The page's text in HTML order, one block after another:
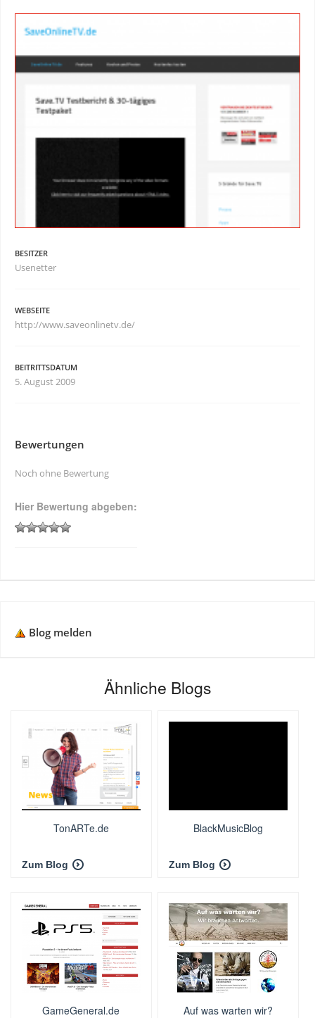
BESITZER
Usenetter
WEBSEITE
http://www.saveonlinetv.de/
BEITRITTSDATUM
5. August 2009
Bewertungen
Noch ohne Bewertung
Hier Bewertung abgeben:
Blog melden
Ähnliche Blogs
TonARTe.de
Zum Blog
BlackMusicBlog
Zum Blog
GameGeneral.de Auf was warten wir?